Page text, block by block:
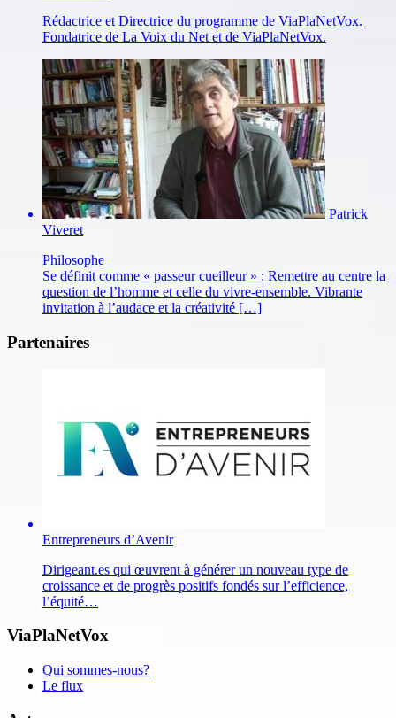
Rédactrice et Directrice du programme de ViaPlaNetVox.
Fondatrice de La Voix du Net et de ViaPlaNetVox.
Patrick
Viveret
Philosophe
Se définit comme « passeur cueilleur » : Remettre au centre la
question de l’homme et celle du vivre-ensemble. Vibrante
invitation à l’audace et la créativité […]
Partenaires
Entrepreneurs d’Avenir
Dirigeant.es qui œuvrent à générer un nouveau type de
croissance et de progrès positifs fondés sur l’efficience,
l’équité…
ViaPlaNetVox
Qui sommes-nous?
Le flux